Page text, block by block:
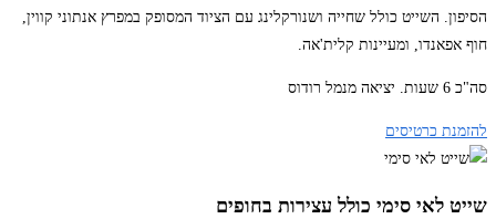
הסיפון. השייט כולל שחייה ושנורקלינג עם הציוד המסופק במפרץ אנתוני קווין,
חוף אפאנדו, ומעיינות קלית'אה.
סה"כ 6 שעות. יציאה מנמל רודוס
להזמנת כרטיסים
שייט לאי סימי כולל עצירות בחופים